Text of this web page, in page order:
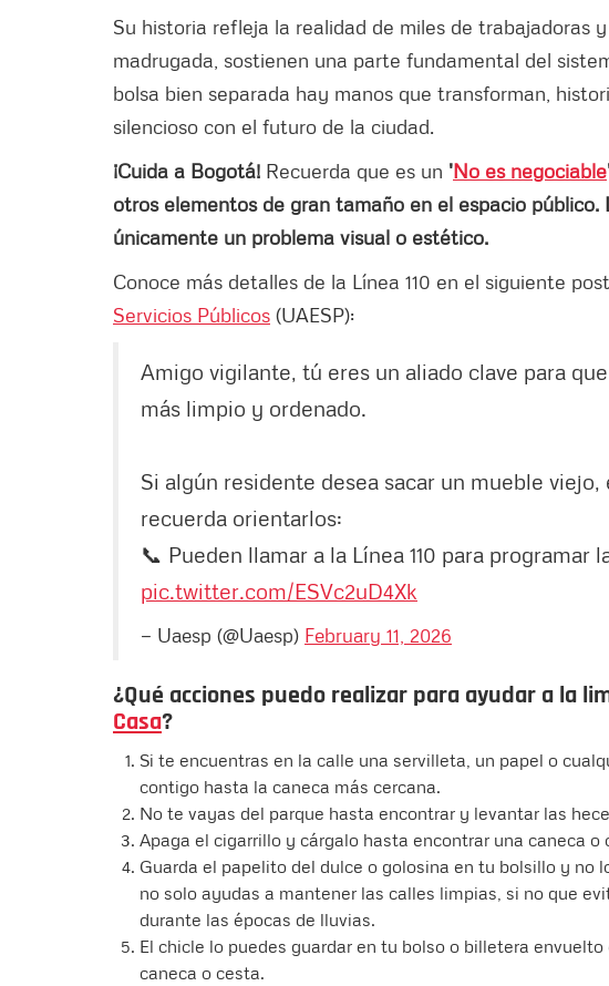
Su historia refleja la realidad de miles de trabajadoras
madrugada, sostienen una parte fundamental del
bolsa bien separada hay manos que transforman,
silencioso con el futuro de la ciudad.
¡Cuida a Bogotá! Recuerda que es un 'No es negociable
otros elementos de gran tamaño en el espacio público.
únicamente un problema visual o estético.
Conoce más detalles de la Línea 110 en el siguiente
Servicios Públicos (UAESP):
Amigo vigilante, tú eres un aliado clave para
más limpio y ordenado.
Si algún residente desea sacar un mueble
recuerda orientarlos:
📞 Pueden llamar a la Línea 110 para
pic.twitter.com/ESVc2uD4Xk
— Uaesp (@Uaesp) February 11, 2026
¿Qué acciones puedo realizar para ayudar a la
Casa?
Si te encuentras en la calle una servilleta, un papel o
contigo hasta la caneca más cercana.
No te vayas del parque hasta encontrar y levantar las
Apaga el cigarrillo y cárgalo hasta encontrar una caneca o
Guarda el papelito del dulce o golosina en tu bolsillo y no
no solo ayudas a mantener las calles limpias, si no que
durante las épocas de lluvias.
El chicle lo puedes guardar en tu bolso o billetera
caneca o cesta.